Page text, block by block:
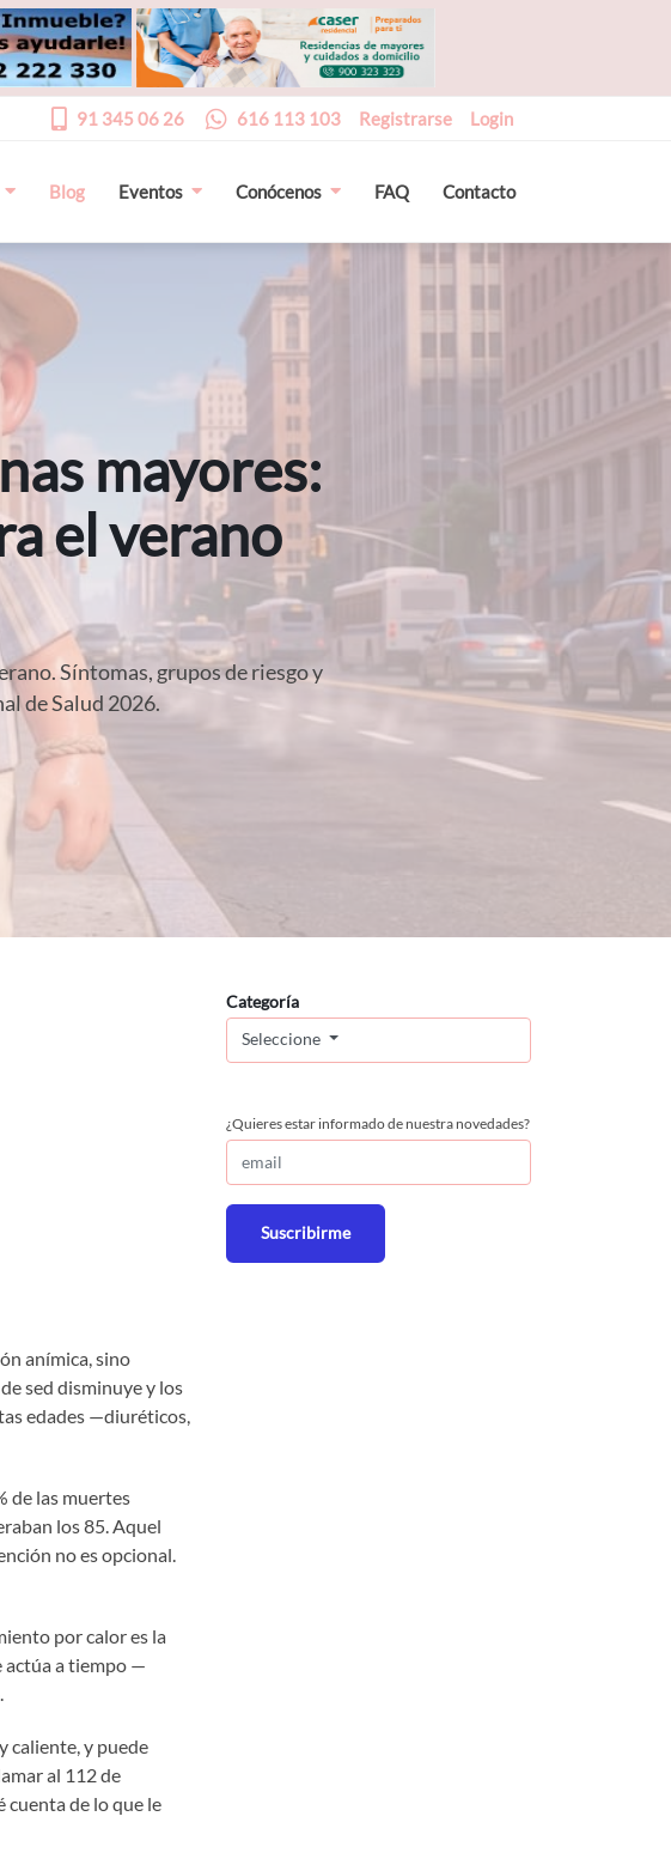
91 345 06 26 616 113 103 Registrarse Login
Blog Eventos Conócenos FAQ Contacto
mayores:
el verano
Síntomas, grupos de riesgo y
de Salud 2026.
anímica, sino
sed disminuye y los
edades —diuréticos,
de las muertes
los 85. Aquel
no es opcional.
por calor es la
actúa a tiempo —
caliente, y puede
al 112 de
cuenta de lo que le
Categoría
Seleccione
¿Quieres estar informado de nuestra novedades?
Suscribirme